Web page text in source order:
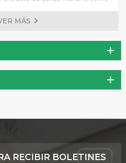
de la salud se utiliza
el hígado. El cardo mariano es
El hígado actúa como
de las toxinas.
MÁS
RECIBIR BOLETINES